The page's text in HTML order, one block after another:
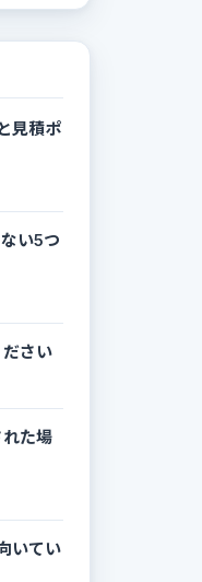
見積ポ
い5つ
さい
た場
いてい